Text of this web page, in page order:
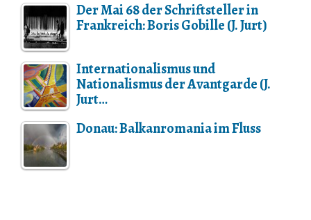
Der Mai 68 der Schriftsteller in
Frankreich: Boris Gobille (J. Jurt)
Internationalismus und
Nationalismus der Avantgarde (J.
Jurt…
Donau: Balkanromania im Fluss